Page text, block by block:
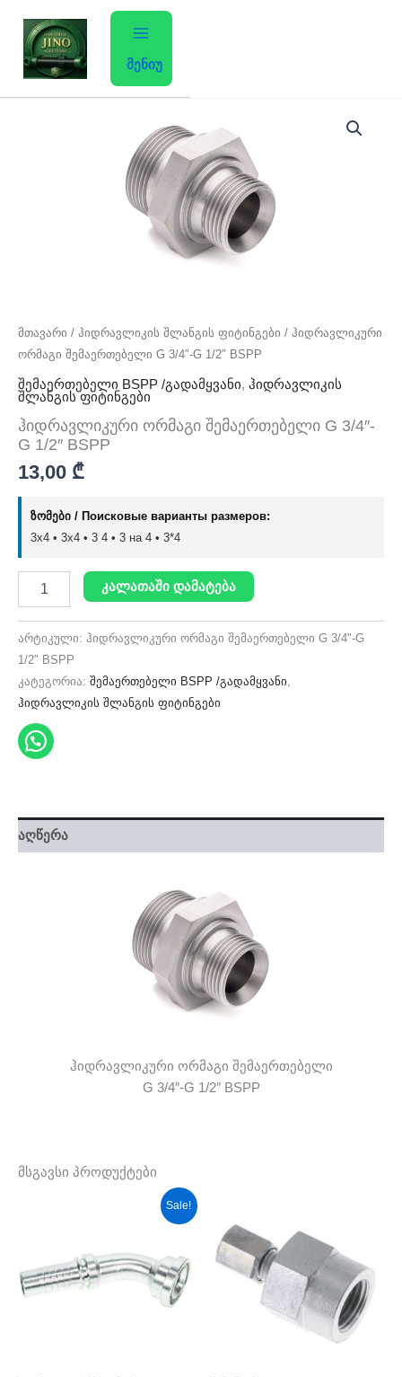
content
მენიუ
მთავარი / ჰიდრავლიკის შლანგის ფიტინგები / ჰიდრავლიკური
ორმაგი შემაერთებელი G 3/4″-G 1/2″ BSPP
შემაერთებელი BSPP /გადამყვანი, ჰიდრავლიკის
შლანგის ფიტინგები
ჰიდრავლიკური ორმაგი შემაერთებელი G 3/4″-
G 1/2″ BSPP
13,00 ₾
ზომები / Поисковые варианты размеров:
3x4 • 3х4 • 3 4 • 3 на 4 • 3*4
კალათაში დამატება
არტიკული: ჰიდრავლიკური ორმაგი შემაერთებელი G 3/4"-G
1/2" BSPP
კატეგორია: შემაერთებელი BSPP /გადამყვანი
ჰიდრავლიკის შლანგის ფიტინგები
აღწერა
ჰიდრავლიკური ორმაგი შემაერთებელი
G 3/4″-G 1/2″ BSPP
მსგავსი პროდუქტები
Sale!